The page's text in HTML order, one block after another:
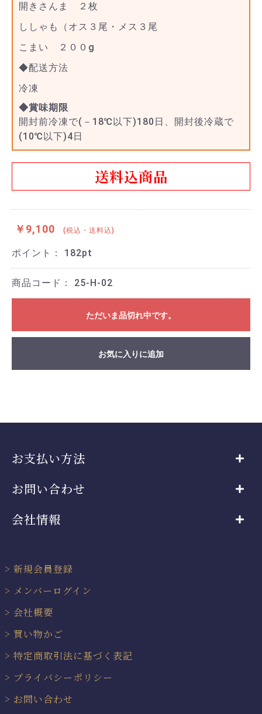
開きさんま ２枚
ししゃも（オス３尾・メス３尾
こまい ２００g
◆配送方法
冷凍
◆賞味期限
開封前冷凍で(－18℃以下)180日、開封後冷蔵で
(10℃以下)4日
送料込商品
￥9,100 (税込・送料込)
ポイント： 182pt
商品コード： 25-H-02
ただいま品切れ中です。
お気に入りに追加
お支払い方法
お問い合わせ
会社情報
新規会員登録
メンバーログイン
会社概要
買い物かご
特定商取引法に基づく表記
プライバシーポリシー
お問い合わせ